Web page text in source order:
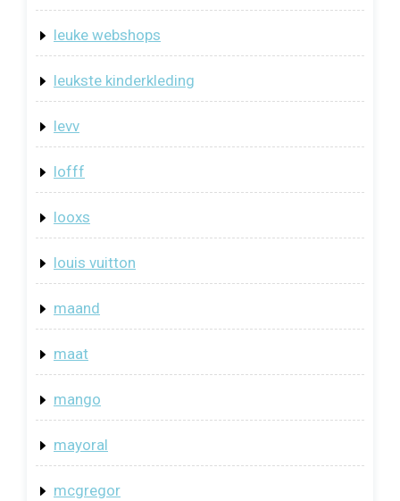
leuke webshops
leukste kinderkleding
levv
lofff
looxs
louis vuitton
maand
maat
mango
mayoral
mcgregor